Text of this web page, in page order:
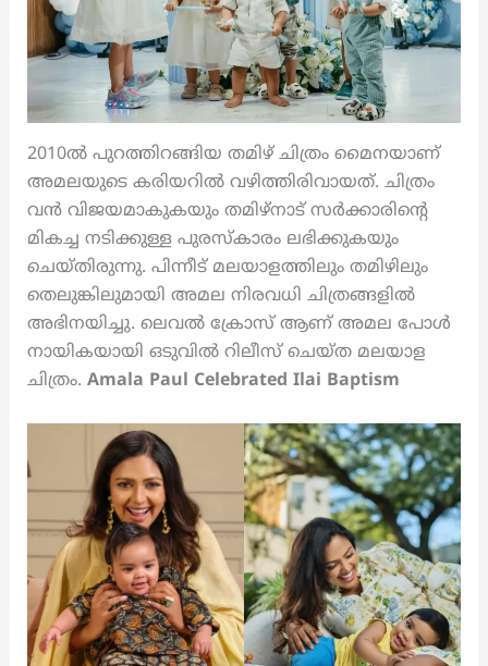
2010ൽ പുറത്തിറങ്ങിയ തമിഴ് ചിത്രം മൈനയാണ്
അമലയുടെ കരിയറിൽ വഴിത്തിരിവായത്. ചിത്രം
വൻ വിജയമാകുകയും തമിഴ്നാട് സർക്കാരിന്റെ
മികച്ച നടിക്കുള്ള പുരസ്കാരം ലഭിക്കുകയും
ചെയ്തിരുന്നു. പിന്നീട് മലയാളത്തിലും തമിഴിലും
തെലുങ്കിലുമായി അമല നിരവധി ചിത്രങ്ങളിൽ
അഭിനയിച്ചു. ലെവൽ ക്രോസ് ആണ് അമല പോൾ
നായികയായി ഒടുവിൽ റിലീസ് ചെയ്ത മലയാള
ചിത്രം. Amala Paul Celebrated Ilai Baptism